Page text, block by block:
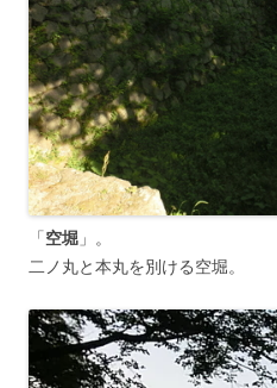
「空堀 」。
二ノ丸と本丸を別ける空堀。